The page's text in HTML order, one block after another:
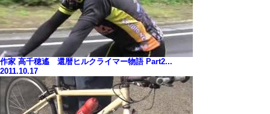
作家 高千穂遙 還暦ヒルクライマー物語 Part2...
2011.10.17